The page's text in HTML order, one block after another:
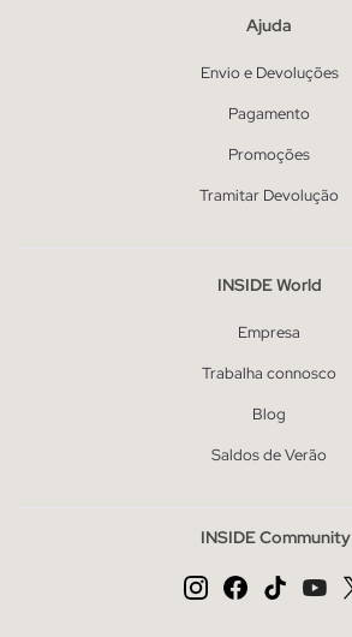
Ajuda
Envio e Devoluções
Pagamento
Promoções
Tramitar Devolução
INSIDE World
Empresa
Trabalha connosco
Blog
Saldos de Verão
INSIDE Community